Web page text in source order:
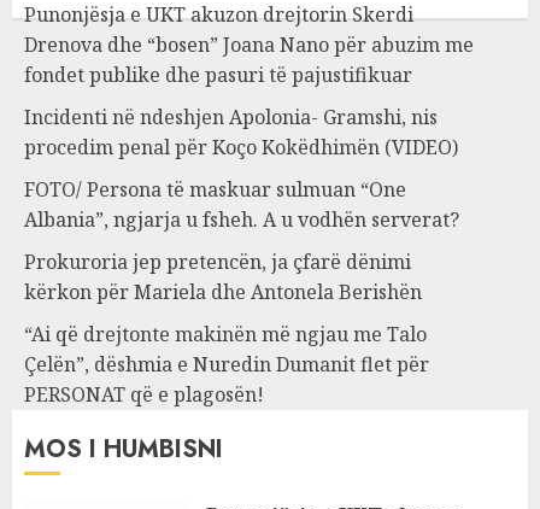
Punonjësja e UKT akuzon drejtorin Skerdi
Drenova dhe “bosen” Joana Nano për abuzim me
fondet publike dhe pasuri të pajustifikuar
Incidenti në ndeshjen Apolonia- Gramshi, nis
procedim penal për Koço Kokëdhimën (VIDEO)
FOTO/ Persona të maskuar sulmuan “One
Albania”, ngjarja u fsheh. A u vodhën serverat?
Prokuroria jep pretencën, ja çfarë dënimi
kërkon për Mariela dhe Antonela Berishën
“Ai që drejtonte makinën më ngjau me Talo
Çelën”, dëshmia e Nuredin Dumanit flet për
PERSONAT që e plagosën!
MOS I HUMBISNI